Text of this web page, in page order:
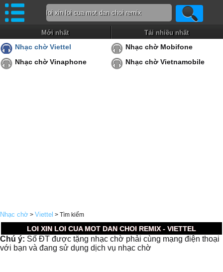
Mới nhất Tải nhiều nhất
Nhạc chờ Viettel
Nhạc chờ Mobifone
Nhạc chờ Vinaphone
Nhạc chờ Vietnamobile
Nhạc chờ > Viettel > Tìm kiếm
LOI XIN LOI CUA MOT DAN CHOI REMIX - VIETTEL
Chú ý: Số ĐT được tặng nhạc chờ phải cùng mạng điện thoại
với bạn và đang sử dụng dịch vụ nhạc chờ